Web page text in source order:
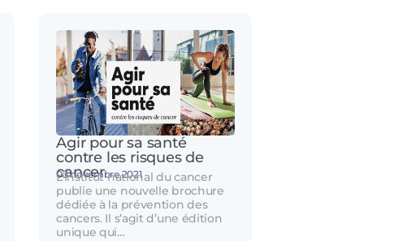
Agir pour sa santé
contre les risques de
cancer
03 novembre 2021
L’Institut national du cancer
publie une nouvelle brochure
dédiée à la prévention des
cancers. Il s’agit d’une édition
unique qui…